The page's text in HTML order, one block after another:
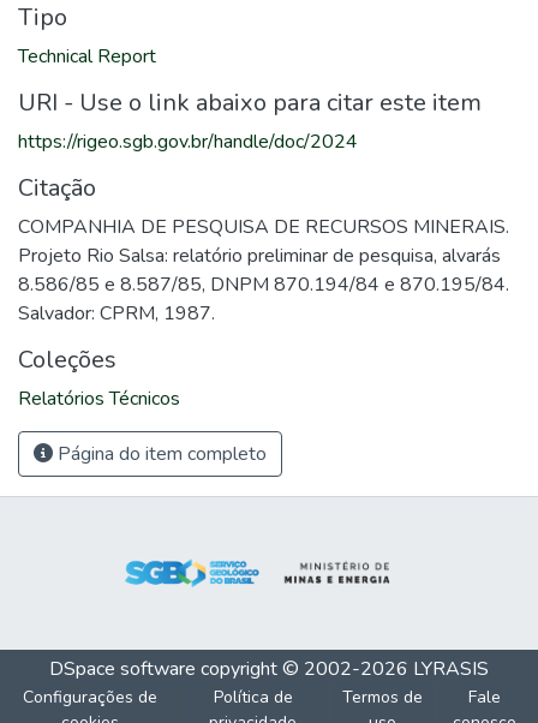
Tipo
Technical Report
URI - Use o link abaixo para citar este item
https://rigeo.sgb.gov.br/handle/doc/2024
Citação
COMPANHIA DE PESQUISA DE RECURSOS MINERAIS.
Projeto Rio Salsa: relatório preliminar de pesquisa, alvarás
8.586/85 e 8.587/85, DNPM 870.194/84 e 870.195/84.
Salvador: CPRM, 1987.
Coleções
Relatórios Técnicos
Página do item completo
DSpace software copyright © 2002-2026 LYRASIS
Configurações de
Política de
Termos de
Fale